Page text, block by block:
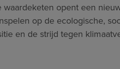
waardeketen opent een
op de ecologische,
en de strijd tegen